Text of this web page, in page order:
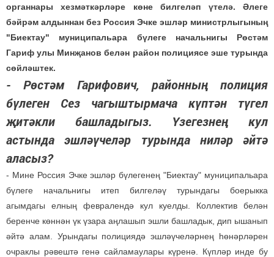
органнары хезмәткәрләре көне билгеләп үтелә. Әлеге
бәйрәм алдыннан без Россия Эчке эшләр министрлыгының
"Биектау" муниципальара бүлеге начальнигы Рөстәм
Гариф улы Минҗанов белән район полициясе эше турында
сөйләштек.
- Рөстәм Гарифович, районның полиция
бүлеген Сез чагыштырмача күптән түгел
җитәкли башладыгыз. Үзегезнең кул
астында эшләүчеләр турында ниләр әйтә
аласыз?
- Мине Россия Эчке эшләр бүлегенең "Биектау" муниципальара
бүлеге начальнигы итеп билгеләү турындагы боерыкка
агымдагы елның февралендә кул куелды. Коллектив белән
беренче көннән үк үзара аңлашып эшли башладык, дип ышанып
әйтә алам. Урындагы полициядә эшләүчеләрнең һөнәрләрен
очраклы рәвештә генә сайламаулары күренә. Күпләр инде бу